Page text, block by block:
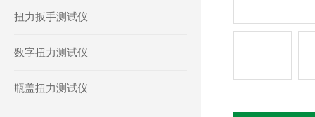
扭力扳手测试仪
数字扭力测试仪
瓶盖扭力测试仪